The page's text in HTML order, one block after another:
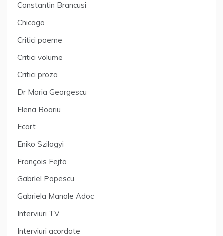
Constantin Brancusi
Chicago
Critici poeme
Critici volume
Critici proza
Dr Maria Georgescu
Elena Boariu
Ecart
Eniko Szilagyi
François Fejtö
Gabriel Popescu
Gabriela Manole Adoc
Interviuri TV
Interviuri acordate